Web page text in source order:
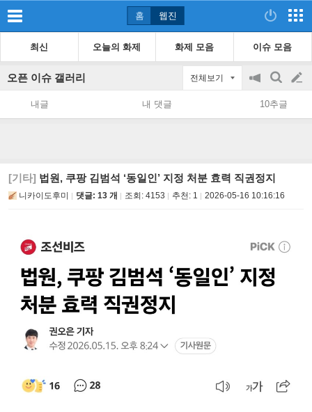
홈 웹진
최신 오늘의 화제 화제 모음 이슈 모음
오픈 이슈 갤러리 전체보기
공
지
on/off
검
색
글
쓰
내글 내 댓글 10추글
[기타] 법원, 쿠팡 김범석 ‘동일인’ 지정 처분 효력 직권정지
니카이도후미 댓글: 13 개 조회: 4153 추천: 1 2026-05-16 10:16:16